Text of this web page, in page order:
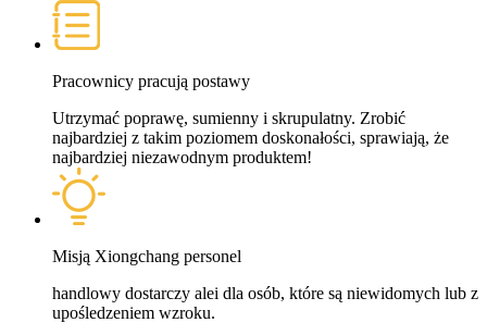
Pracownicy pracują postawy
Utrzymać poprawę, sumienny i skrupulatny. Zrobić
najbardziej z takim poziomem doskonałości, sprawiają, że
najbardziej niezawodnym produktem!
Misją Xiongchang personel
handlowy dostarczy alei dla osób, które są niewidomych lub z
upośledzeniem wzroku.